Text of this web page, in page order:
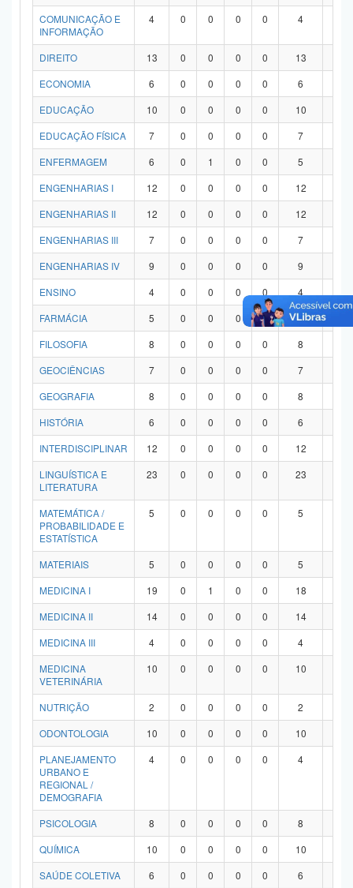
COMUNICAÇÃO E
INFORMAÇÃO
4 0 0 0 0 4
DIREITO 13 0 0 0 0 13
ECONOMIA
6 0 0 0 0 6
EDUCAÇÃO
10 0 0 0 0 10
EDUCAÇÃO FÍSICA
7 0 0 0 0 7
ENFERMAGEM
6 0 1 0 0 5
ENGENHARIAS I
12 0 0 0 0 12
ENGENHARIAS II
12 0 0 0 0 12
ENGENHARIAS III
7 0 0 0 0 7
ENGENHARIAS IV
9 0 0 0 0 9
ENSINO
4 0 0 0 0 4
FARMÁCIA
5 0 0 0 0 5
FILOSOFIA
8 0 0 0 0 8
GEOCIÊNCIAS
7 0 0 0 0 7
GEOGRAFIA
8 0 0 0 0 8
HISTÓRIA
6 0 0 0 0 6
INTERDISCIPLINAR
12 0 0 0 0 12
LINGUÍSTICA E
LITERATURA
23 0 0 0 0 23
MATEMÁTICA /
PROBABILIDADE E
ESTATÍSTICA
5 0 0 0 0 5
MATERIAIS 5 0 0 0 0 5
MEDICINA I
19 0 1 0 0 18
MEDICINA II
14 0 0 0 0 14
MEDICINA III
4 0 0 0 0 4
MEDICINA
VETERINÁRIA
10 0 0 0 0 10
NUTRIÇÃO 2 0 0 0 0 2
ODONTOLOGIA
10 0 0 0 0 10
PLANEJAMENTO
URBANO E
REGIONAL /
DEMOGRAFIA
4 0 0 0 0 4
PSICOLOGIA 8 0 0 0 0 8
QUÍMICA
10 0 0 0 0 10
SAÚDE COLETIVA
6 0 0 0 0 6